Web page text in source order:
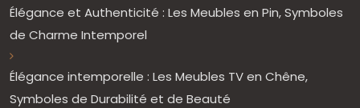
Élégance et Authenticité : Les Meubles en Pin, Symboles
de Charme Intemporel
Élégance intemporelle : Les Meubles TV en Chêne,
Symboles de Durabilité et de Beauté